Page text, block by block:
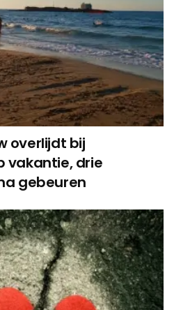
overlijdt bij
vakantie, drie
gebeuren